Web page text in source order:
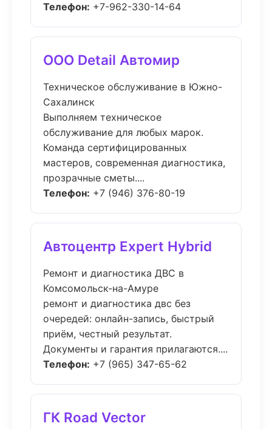
Телефон: +7-962-330-14-64
ООО Detail Автомир
Техническое обслуживание в Южно-
Сахалинск
Выполняем техническое
обслуживание для любых марок.
Команда сертифицированных
мастеров, современная диагностика,
прозрачные сметы....
Телефон: +7 (946) 376-80-19
Автоцентр Expert Hybrid
Ремонт и диагностика ДВС в
Комсомольск-на-Амуре
ремонт и диагностика двс без
очередей: онлайн-запись, быстрый
приём, честный результат.
Документы и гарантия прилагаются....
Телефон: +7 (965) 347-65-62
ГК Road Vector